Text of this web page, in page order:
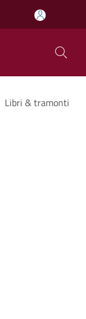
Libri & tramonti